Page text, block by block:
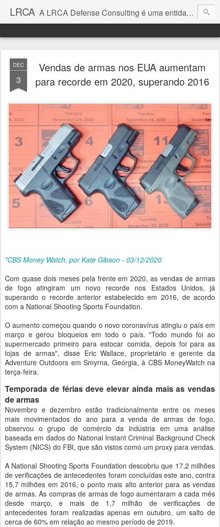
LRCA A LRCA Defense Consulting é uma entidade sem fins lucrativos que se dedica a produzir e divulgar notícias e análises sobre as Empresas de Defesa. Não somos jornalistas e nem este é um blog jornalístico.
DEC
3
Vendas de armas nos EUA aumentam
para recorde em 2020, superando 2016
*CBS Money Watch, por Kate Gibson - 03/12/2020
Com quase dois meses pela frente em 2020, as vendas de armas
de fogo atingiram um novo recorde nos Estados Unidos, já
superando o recorde anterior estabelecido em 2016, de acordo
com a National Shooting Sports Foundation.
O aumento começou quando o novo coronavírus atingiu o país em
março e gerou bloqueios em todo o país. "Todo mundo foi ao
supermercado primeiro para estocar comida, depois foi para as
lojas de armas", disse Eric Wallace, proprietário e gerente da
Adventure Outdoors em Smyrna, Geórgia, à CBS MoneyWatch na
terça-feira.
Temporada de férias deve elevar ainda mais as vendas
de armas
Novembro e dezembro estão tradicionalmente entre os meses
mais movimentados do ano para a venda de armas de fogo,
observou o grupo de comércio da indústria em uma análise
baseada em dados do National Instant Criminal Background Check
System (NICS) do FBI, que são vistos como um proxy para vendas.
A National Shooting Sports Foundation descobriu que 17,2 milhões
de verificações de antecedentes foram concluídas este ano, contra
15,7 milhões em 2016, o ponto mais alto anterior para as vendas
de armas. As compras de armas de fogo aumentaram a cada mês
desde março, e mais de 1,7 milhão de verificações de
antecedentes foram realizadas apenas em outubro, um salto de
cerca de 60% em relação ao mesmo período de 2019.